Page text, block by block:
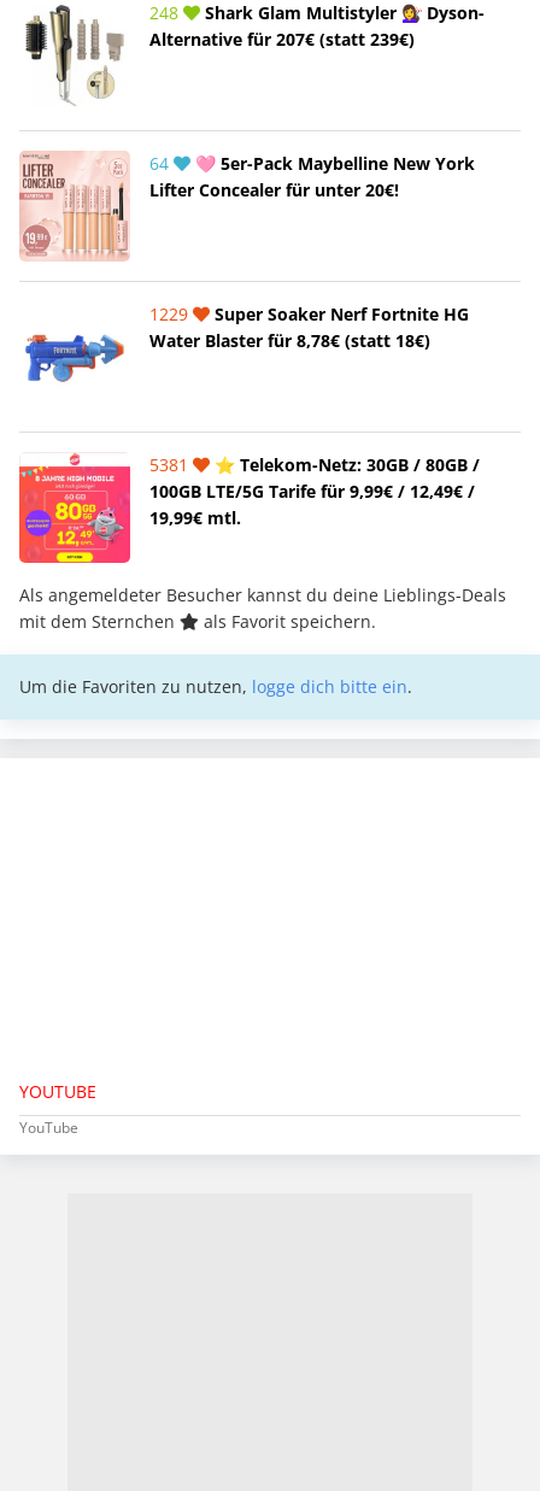
248
Shark Glam Multistyler 💇‍♀️ Dyson-
Alternative für 207€ (statt 239€)
64
🩷 5er-Pack Maybelline New York
Lifter Concealer für unter 20€!
1229
Super Soaker Nerf Fortnite HG
Water Blaster für 8,78€ (statt 18€)
5381
⭐️ Telekom-Netz: 30GB / 80GB /
100GB LTE/5G Tarife für 9,99€ / 12,49€ /
19,99€ mtl.
Als angemeldeter Besucher kannst du deine Lieblings-Deals
mit dem Sternchen
als Favorit speichern.
Um die Favoriten zu nutzen, logge dich bitte ein.
YOUTUBE
YouTube